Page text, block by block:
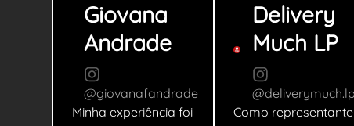
Giovana
Andrade
@giovanafandrade
Minha experiência foi
Delivery
Much LP
@deliverymuch.lp
Como representante